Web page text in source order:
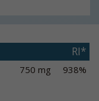
RI*
750 mg 938%